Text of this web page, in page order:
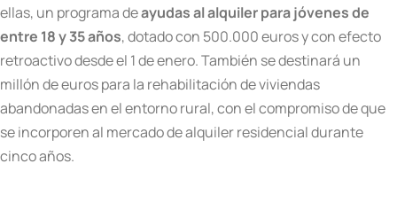
ellas, un programa deayudas al alquiler para jóvenes de
entre 18 y 35 años, dotado con 500.000 euros y con efecto
retroactivo desde el 1 de enero. También se destinará un
millón de euros para la rehabilitación de viviendas
abandonadas en el entorno rural, con el compromiso de que
se incorporen al mercado de alquiler residencial durante
cinco años.